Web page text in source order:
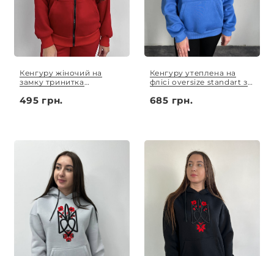
Кенгуру жіночий на
замку тринитка
495 грн.
Кенгуру утеплена на
флісі oversize standart з
синій(електрик) S - XL
685 грн.